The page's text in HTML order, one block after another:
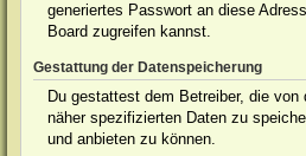
generiertes Passwort an diese
Board zugreifen kannst.
Gestattung der Datenspeicherung
Du gestattest dem Betreiber, die von
näher spezifizierten Daten zu
und anbieten zu können.